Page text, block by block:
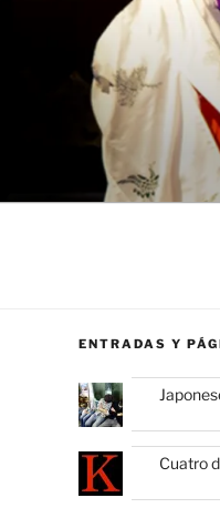
ENTRADAS Y
Cuatro